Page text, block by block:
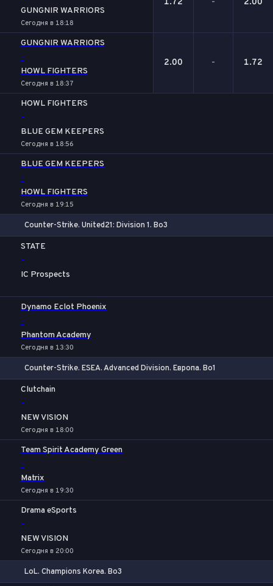
GUNGNIR WARRIORS
Сегодня в 18:18
1.72 - 2.00
GUNGNIR WARRIORS
-
HOWL FIGHTERS
Сегодня в 18:37
2.00 - 1.72
HOWL FIGHTERS
-
BLUE GEM KEEPERS
Сегодня в 18:56
BLUE GEM KEEPERS
-
HOWL FIGHTERS
Сегодня в 19:15
Counter-Strike. United21: Division 1. Bo3
STATE
-
IC Prospects
Dynamo Eclot Phoenix
-
Phantom Academy
Сегодня в 13:30
Counter-Strike. ESEA. Advanced Division. Европа. Bo1
Clutchain
-
NEW VISION
Сегодня в 18:00
Team Spirit Academy Green
-
Matrix
Сегодня в 19:30
Drama eSports
-
NEW VISION
Сегодня в 20:00
LoL. Champions Korea. Bo3